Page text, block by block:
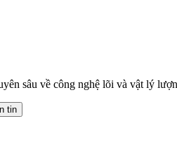
sâu về công nghệ lõi và vật lý
tin